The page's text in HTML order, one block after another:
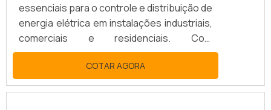
essenciais para o controle e distribuição de
energia elétrica em instalações industriais,
comerciais e residenciais. Com
componentes como disjuntores, fusíveis,
relés e barramentos, eles são projetados
para garantir o fornecimento seguro e
COTAR AGORA